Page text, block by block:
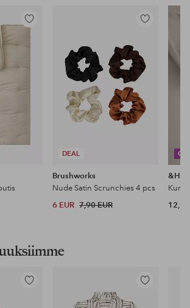
Lisää
DEAL
Lisää
Brushworks
Nude Satin Scrunchies 4 pcs
6 EUR 7,90 EUR 12,99
Lisää
Lisää